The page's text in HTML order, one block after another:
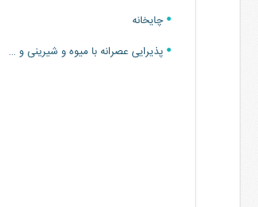
چایخانه
پذیرایی عصرانه با میوه و شیرینی و …